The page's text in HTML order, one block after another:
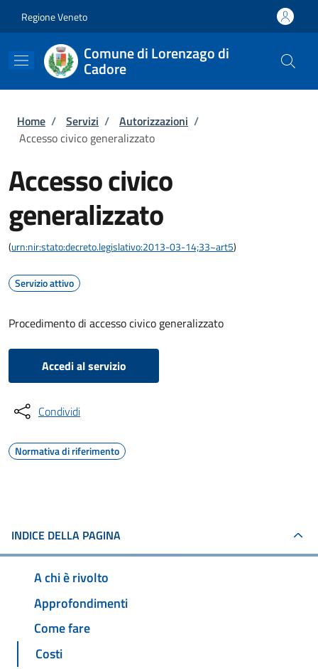
Regione Veneto
Comune di Lorenzago di
Cadore
Briciole di pane
Home / Servizi / Autorizzazioni /
Accesso civico generalizzato
Accesso civico
generalizzato
(urn:nir:stato:decreto.legislativo:2013-03-14;33~art5)
Servizio attivo
Procedimento di accesso civico generalizzato
Accedi al servizio
Condividi
Normativa di riferimento
INDICE DELLA PAGINA
A chi è rivolto
Approfondimenti
Come fare
Costi